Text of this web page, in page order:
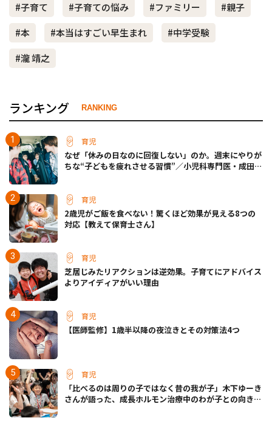
#子育て #子育ての悩み #ファミリー
#親子
#本
#本当はすごい早生まれ
#中学受験
#瀧 靖之
ランキング RANKING
育児
なぜ「休みの日なのに回復しない」のか。週末にやりが
ちな“子どもを疲れさせる習慣”／小児科専門医・成田奈
育児
2歳児がご飯を食べない！驚くほど効果が見える8つの
対応【教えて保育士さん】
育児
芝居じみたリアクションは逆効果。子育てにアドバイス
よりアイディアがいい理由
育児
【医師監修】1歳半以降の夜泣きとその対策法4つ
育児
「比べるのは周りの子ではなく昔の我が子」木下ゆーき
さんが語った、成長ホルモン治療中のわが子との向き合